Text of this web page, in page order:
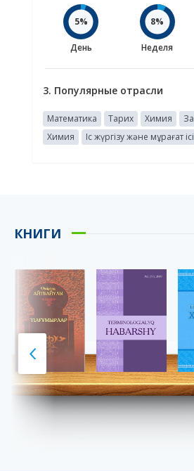
5%
День
8%
Неделя
3. Популярные отрасли
Математика Тарих Химия Заң
Химия
Іс жүргізу және мұрағат ісі
КНИГИ